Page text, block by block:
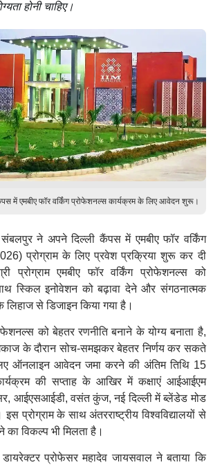
होनी चाहिए।
में एमबीए फॉर वर्किंग प्रोफेशनल्स कार्यक्रम के लिए आवेदन शुरू।
ने अपने दिल्ली कैंपस में एमबीए फॉर वर्किंग
प्रोग्राम के लिए प्रवेश प्रक्रिया शुरू कर दी
प्रोग्राम एमबीए फॉर वर्किंग प्रोफेशनल्स को
स्किल इनोवेशन को बढ़ावा देने और संगठनात्मक
से डिजाइन किया गया है।
को बेहतर रणनीति बनाने के योग्य बनाता है,
के दौरान सोच-समझकर बेहतर निर्णय कर सकते
ऑनलाइन आवेदन जमा करने की अंतिम तिथि 15
की सप्ताह के आखिर में कक्षाएं आईआईएम
आईएसआईडी, वसंत कुंज, नई दिल्ली में ब्लेंडेड मोड
प्रोग्राम के साथ अंतरराष्ट्रीय विश्वविद्यालयों से
का विकल्प भी मिलता है।
प्रोफेसर महादेव जायसवाल ने बताया कि